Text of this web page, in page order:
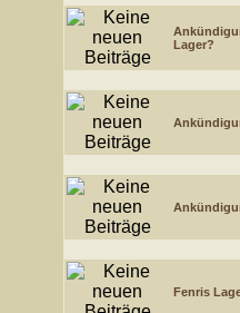
Lager?
Fenris